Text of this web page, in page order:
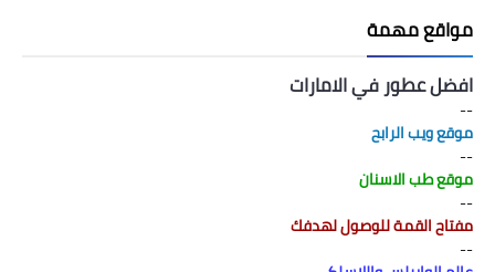
مواقع مهمة
افضل عطور في الامارات
--
موقع ويب الرابح
--
موقع طب الاسنان
--
مفتاح القمة للوصول لهدفك
--